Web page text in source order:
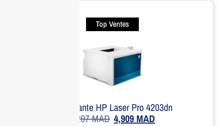
Top Ventes
Imprimante HP Laser Pro 4203dn
7,297MAD 4,909 MAD